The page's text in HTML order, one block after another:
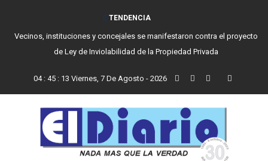
TENDENCIA
Vecinos, instituciones y concejales se manifestaron contra el proyecto
de Ley de Inviolabilidad de la Propiedad Privada
04: 45: 15 Viernes, 7 De Agosto - 2026